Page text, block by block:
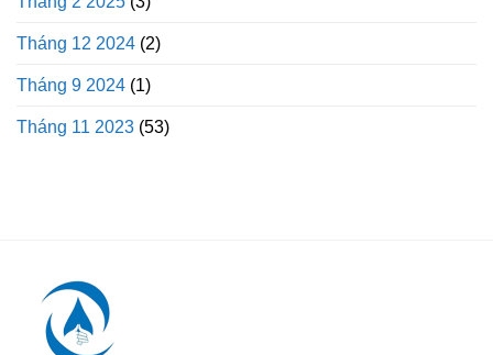
Tháng 12 2024 (2)
Tháng 9 2024 (1)
Tháng 11 2023 (53)